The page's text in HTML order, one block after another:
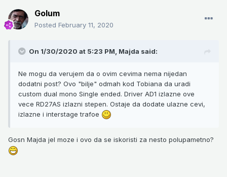
Golum
Posted February 11, 2020
On 1/30/2020 at 5:23 PM, Majda said:
Ne mogu da verujem da o ovim cevima nema nijedan
dodatni post? Ovo "bilje" odmah kod Tobiana da uradi
custom dual mono Single ended. Driver AD1 izlazne ove
vece RD27AS izlazni stepen. Ostaje da dodate ulazne cevi,
izlazne i interstage trafoe
Gosn Majda jel moze i ovo da se iskoristi za nesto polupametno?